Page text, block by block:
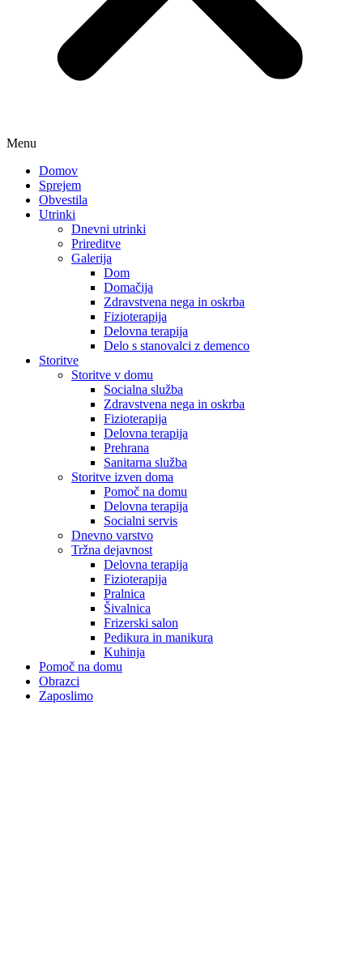
Menu
Domov
Sprejem
Obvestila
Utrinki
Dnevni utrinki
Prireditve
Galerija
Dom
Domačija
Zdravstvena nega in oskrba
Fizioterapija
Delovna terapija
Delo s stanovalci z demenco
Storitve
Storitve v domu
Socialna služba
Zdravstvena nega in oskrba
Fizioterapija
Delovna terapija
Prehrana
Sanitarna služba
Storitve izven doma
Pomoč na domu
Delovna terapija
Socialni servis
Dnevno varstvo
Tržna dejavnost
Delovna terapija
Fizioterapija
Pralnica
Šivalnica
Frizerski salon
Pedikura in manikura
Kuhinja
Pomoč na domu
Obrazci
Zaposlimo